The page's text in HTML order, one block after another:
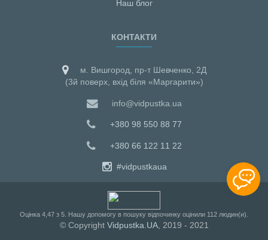
Наш блог
КОНТАКТИ
м. Вишгород, пр-т Шевченко, 2Д
(3й поверх, вхід біля «Маргарити»)
info@vidpustka.ua
+380 98 550 88 77
+380 66 122 11 22
#vidpustkaua
Оцiнка 4,47 з 5 . Нашу допомогу в пошуку відпочинку оцінили 112 людин(и).
© Copyright Vidpustka.UA, 2019 - 2021